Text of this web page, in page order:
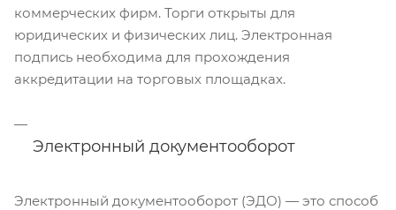
коммерческих фирм. Торги открыты для
юридических и физических лиц. Электронная
подпись необходима для прохождения
аккредитации на торговых площадках.
Электронный документооборот
Электронный документооборот (ЭДО) — это способ